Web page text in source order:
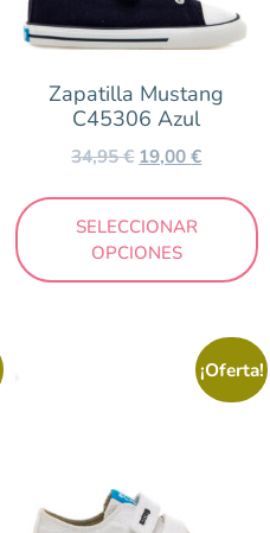
Zapatilla Mustang
C45306 Azul
34,95€ 19,00€
SELECCIONAR
OPCIONES
¡Oferta!